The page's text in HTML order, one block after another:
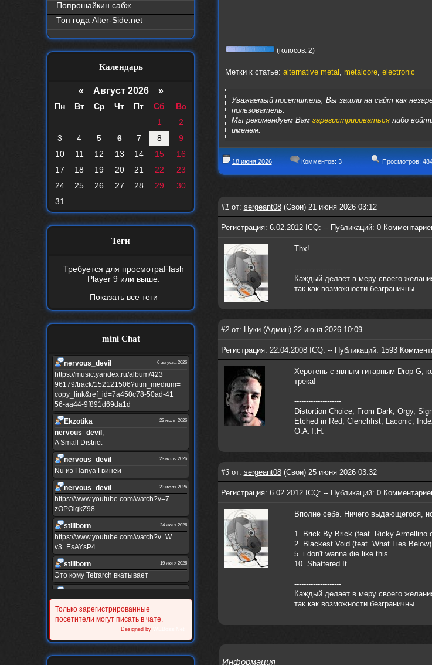
Попрошайкин сабж
Топ года Alter-Side.net
Календарь
« Август 2026 »
Пн Вт Ср Чт Пт Сб
Вс
1
2
3
4 5 6 7 8
9
10
11 12 13 14 15
16
17
18 19 20 21 22
23
24
25 26 27 28 29
30
31
Теги
Требуется для просмотраFlash
Player 9 или выше.
Показать все теги
mini Chat
nеrvous_dеvil 6 августа 2026
https://music.yandex.ru/album/423
96179/track/152121506?utm_medium=
copy_link&ref_id=7a450c78-50ad-41
56-aa44-9f891d69da1d
Ekzotika 23 июля 2026
nеrvous_dеvil ,
A Small District
nеrvous_dеvil 23 июля 2026
Nu из Папуа Гвинеи
nеrvous_dеvil 23 июля 2026
https://www.youtube.com/watch?v=7
zOPOlgkZ98
stillborn 24 июня 2026
https://www.youtube.com/watch?v=W
v3_EsAYsP4
stillborn 19 июня 2026
Это кому Tetrarch вкатывает
XINRQPkrkA
https://www.youtube.com/watch?v=z
UVvJjZIu_U
Только зарегистрированные
посетители могут писать в чате.
Designed by
(голосов: 2)
Метки к статье: alternative metal , metalcore, electronic
Уважаемый посетитель, Вы зашли на сайт как
пользователь.
Мы рекомендуем Вам зарегистрироватьсялибо
именем.
18 июня 2026 Комментов: 3 Просмотров:
#1 от: sergeant08(Свои) 21 июня 2026 03:12
Регистрация: 6.02.2012 ICQ: -- Публикаций: 0
Thx!
--------------------
Каждый делает в меру своего
так как возможности безграничны
#2от: Нуки(Админ) 22 июня 2026 10:09
Регистрация: 22.04.2008 ICQ: -- Публикаций: 1593
Херотень с явным гитарным Drop G,
трека!
--------------------
Distortion Choice, From Dark, Orgy,
Etched in Red, Clenchfist, Laconic,
O.A.T.H.
#3от: sergeant08(Свои) 25 июня 2026 03:32
Регистрация: 6.02.2012 ICQ: -- Публикаций: 0
Вполне себе. Ничего выдающегося,
1. Brick By Brick (feat. Ricky Armellino
2. Blackest Void (feat. What Lies Below)
5. i don't wanna die like this.
10. Shattered It
--------------------
Каждый делает в меру своего
так как возможности безграничны
Информация